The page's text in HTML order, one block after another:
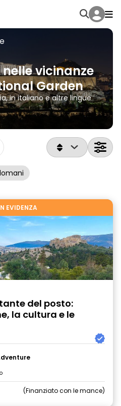
vicinanze
Garden
in italiano e altre lingue
EVIDENZA
del posto:
la cultura e le
Finanziato con le mance